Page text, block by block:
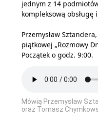
jednym z 14
kompleksową obsługę
Przemysław
piątkowej „Rozmowy
Początek o godz. 9:00.
Mówią Przemysław
oraz Tomasz